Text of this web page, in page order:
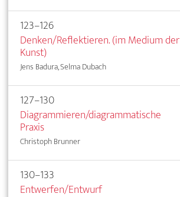
123–126
Denken/Reflektieren. (im Medium der
Kunst)
Jens Badura, Selma Dubach
127–130
Diagrammieren/diagrammatische
Praxis
Christoph Brunner
130–133
Entwerfen/Entwurf